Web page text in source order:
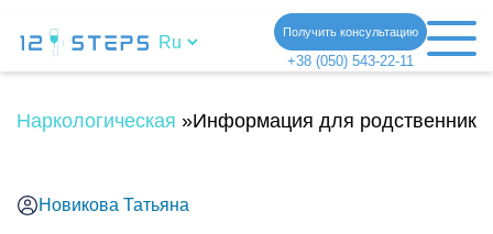
Получить консультацию
+38 (050) 543-22-11
Наркологическая клиника
»Информация для
Новикова Татьяна